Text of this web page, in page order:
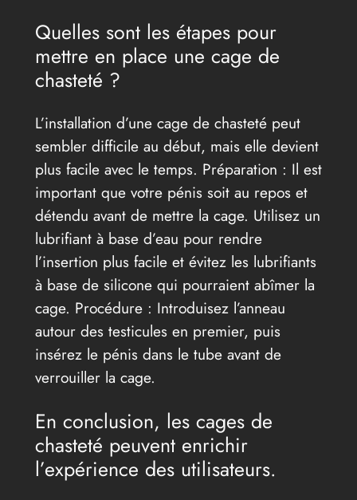
Quelles sont les étapes pour
mettre en place une cage de
chasteté ?
L’installation d’une cage de chasteté peut
sembler difficile au début, mais elle devient
plus facile avec le temps. Préparation : Il est
important que votre pénis soit au repos et
détendu avant de mettre la cage. Utilisez un
lubrifiant à base d’eau pour rendre
l’insertion plus facile et évitez les lubrifiants
à base de silicone qui pourraient abîmer la
cage. Procédure : Introduisez l’anneau
autour des testicules en premier, puis
insérez le pénis dans le tube avant de
verrouiller la cage.
En conclusion, les cages de
chasteté peuvent enrichir
l’expérience des utilisateurs.